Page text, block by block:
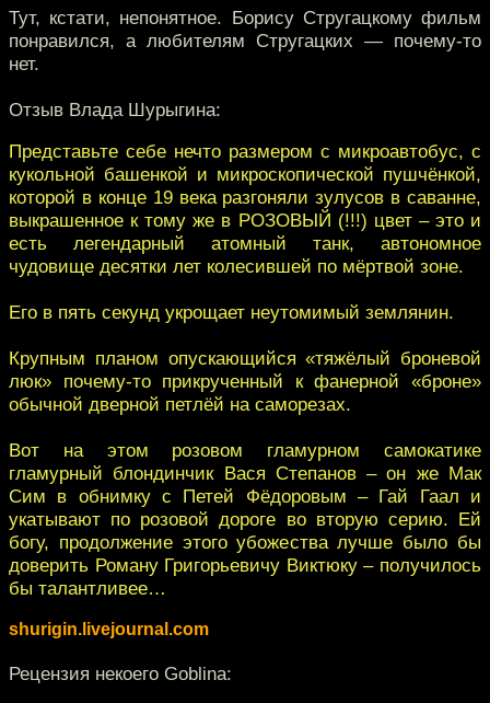
Тут, кстати, непонятное. Борису Стругацкому фильм
понравился, а любителям Стругацких — почему-то
нет.
Отзыв Влада Шурыгина:
Представьте себе нечто размером с микроавтобус, с
кукольной башенкой и микроскопической пушчёнкой,
которой в конце 19 века разгоняли зулусов в саванне,
выкрашенное к тому же в РОЗОВЫЙ (!!!) цвет – это и
есть легендарный атомный танк, автономное
чудовище десятки лет колесившей по мёртвой зоне.
Его в пять секунд укрощает неутомимый землянин.
Крупным планом опускающийся «тяжёлый броневой
люк» почему-то прикрученный к фанерной «броне»
обычной дверной петлёй на саморезах.
Вот на этом розовом гламурном самокатике
гламурный блондинчик Вася Степанов – он же Мак
Сим в обнимку с Петей Фёдоровым – Гай Гаал и
укатывают по розовой дороге во вторую серию. Ей
богу, продолжение этого убожества лучше было бы
доверить Роману Григорьевичу Виктюку – получилось
бы талантливее…
shurigin.livejournal.com
Рецензия некоего Goblina: